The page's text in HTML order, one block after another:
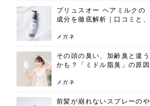
プリュスオー ヘアミルクの
成分を徹底解析｜口コミと、
説
メガネ
その頭の臭い、加齢臭と違う
かも？「ミドル脂臭」の原因
術
メガネ
前髪が崩れないスプレーのや